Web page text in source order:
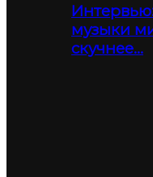
музыки
скучнее…